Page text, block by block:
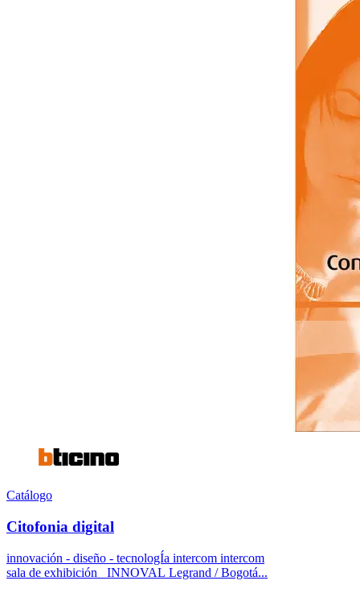
Catálogo
Citofonia digital
innovación - diseño - tecnologÍa intercom intercom
sala de exhibición INNOVAL Legrand / Bogotá...